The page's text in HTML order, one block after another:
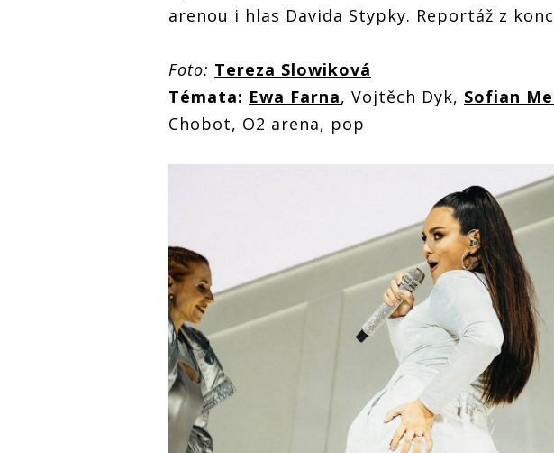
arenou i hlas Davida Stypky. Reportáž z
Foto: Tereza Slowiková
Témata: Ewa Farna, Vojtěch Dyk, Sofian
Chobot, O2 arena, pop